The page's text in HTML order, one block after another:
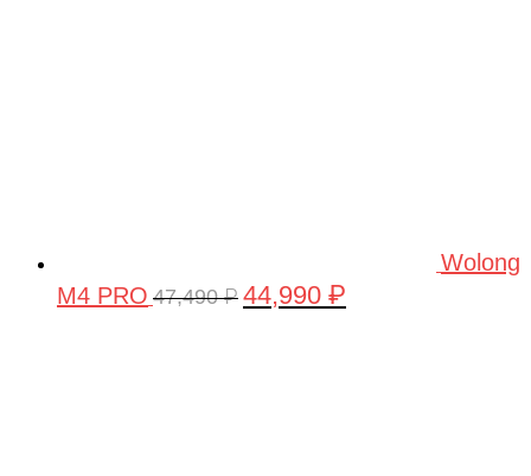
Wolong
M4 PRO 47,490₽ Первоначальная
44,990 ₽